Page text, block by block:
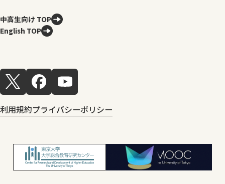
中高生向け TOP
English TOP
利用規約プライバシーポリシー